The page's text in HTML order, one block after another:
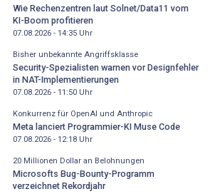
Wie Rechenzentren laut Solnet/Data11 vom
KI-Boom profitieren
07.08.2026 - 14:35Uhr
Bisher unbekannte Angriffsklasse
Security-Spezialisten warnen vor Designfehler
in NAT-Implementierungen
07.08.2026 - 11:50Uhr
Konkurrenz für OpenAI und Anthropic
Meta lanciert Programmier-KI Muse Code
07.08.2026 - 12:18Uhr
20 Millionen Dollar an Belohnungen
Microsofts Bug-Bounty-Programm
verzeichnet Rekordjahr